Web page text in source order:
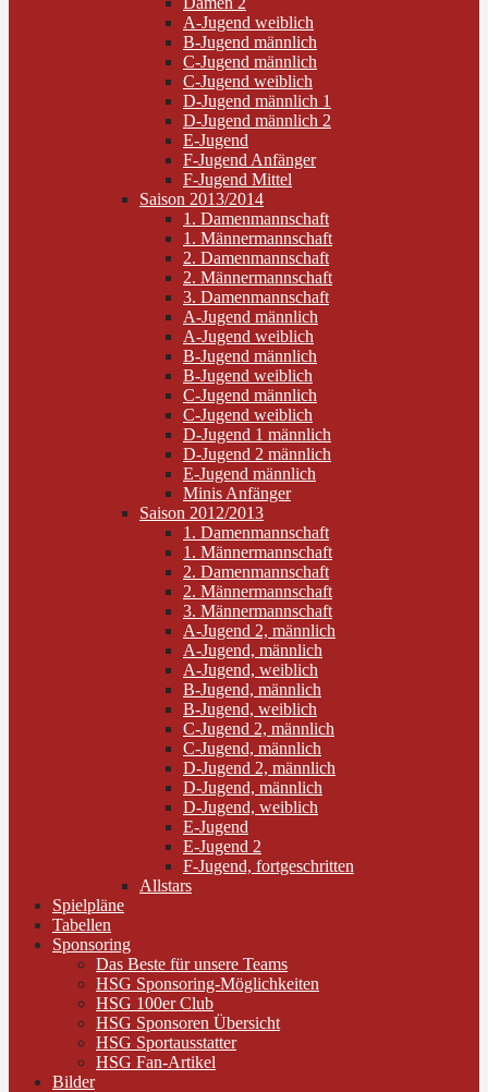
A-Jugend weiblich
B-Jugend männlich
C-Jugend männlich
C-Jugend weiblich
D-Jugend männlich 1
D-Jugend männlich 2
E-Jugend
F-Jugend Anfänger
F-Jugend Mittel
Saison 2013/2014
1. Damenmannschaft
1. Männermannschaft
2. Damenmannschaft
2. Männermannschaft
3. Damenmannschaft
A-Jugend männlich
A-Jugend weiblich
B-Jugend männlich
B-Jugend weiblich
C-Jugend männlich
C-Jugend weiblich
D-Jugend 1 männlich
D-Jugend 2 männlich
E-Jugend männlich
Minis Anfänger
Saison 2012/2013
1. Damenmannschaft
1. Männermannschaft
2. Damenmannschaft
2. Männermannschaft
3. Männermannschaft
A-Jugend 2, männlich
A-Jugend, männlich
A-Jugend, weiblich
B-Jugend, männlich
B-Jugend, weiblich
C-Jugend 2, männlich
C-Jugend, männlich
D-Jugend 2, männlich
D-Jugend, männlich
D-Jugend, weiblich
E-Jugend
E-Jugend 2
F-Jugend, fortgeschritten
Allstars
Spielpläne
Tabellen
Sponsoring
Das Beste für unsere Teams
HSG Sponsoring-Möglichkeiten
HSG 100er Club
HSG Sponsoren Übersicht
HSG Sportausstatter
HSG Fan-Artikel
Bilder